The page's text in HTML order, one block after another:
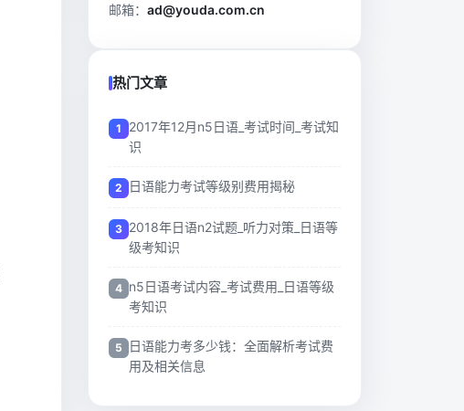
邮箱： ad@youda.com.cn
热门文章
2017年12月n5日语_考试时间_考试知
识
日语能力考试等级别费用揭秘
2018年日语n2试题_听力对策_日语等
级考知识
n5日语考试内容_考试费用_日语等级
考知识
日语能力考多少钱：全面解析考试费
用及相关信息